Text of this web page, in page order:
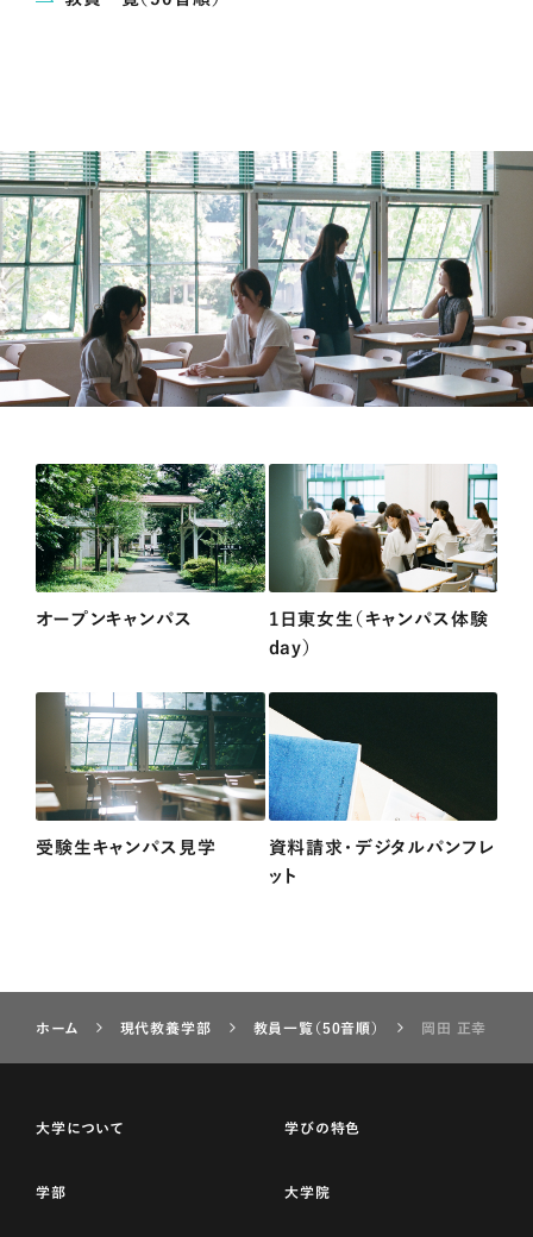
オープンキャンパス
1日東女生（キャンパス体験
day）
受験生キャンパス見学
資料請求・デジタルパンフレ
ット
ホーム 現代教養学部 教員一覧（50音順） 岡田 正幸
大学について 学びの特色
学部 大学院